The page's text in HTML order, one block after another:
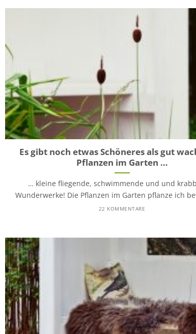
Es gibt noch etwas Schöneres als gut
Pflanzen im Garten …
… kleine fliegende, schwimmende und und
Wunderwerke! Die Pflanzen im Garten pflanze ich
22 KOMMENTARE